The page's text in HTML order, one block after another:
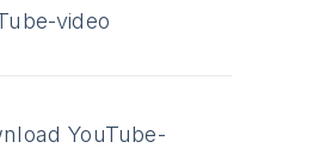
video
YouTube-